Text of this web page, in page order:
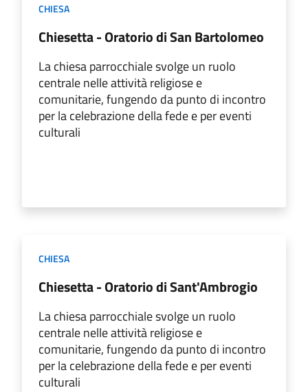
CHIESA
Chiesetta - Oratorio di San Bartolomeo
La chiesa parrocchiale svolge un ruolo
centrale nelle attività religiose e
comunitarie, fungendo da punto di incontro
per la celebrazione della fede e per eventi
culturali
CHIESA
Chiesetta - Oratorio di Sant'Ambrogio
La chiesa parrocchiale svolge un ruolo
centrale nelle attività religiose e
comunitarie, fungendo da punto di incontro
per la celebrazione della fede e per eventi
culturali